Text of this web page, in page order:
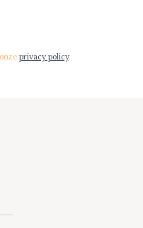
privacy policy.